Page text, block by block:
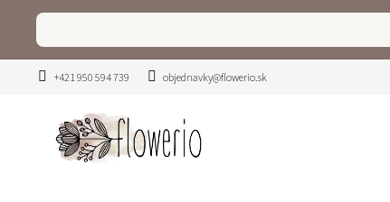
+421 950 594 739 objednavky@flowerio.sk